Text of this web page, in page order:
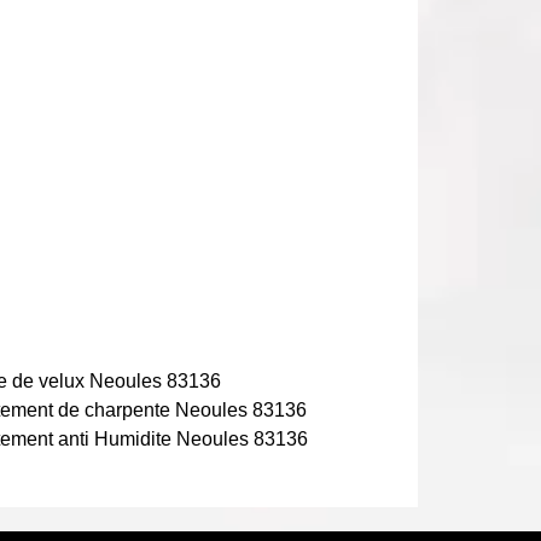
de velux Neoules 83136
de charpente Neoules 83136
anti Humidite Neoules 83136